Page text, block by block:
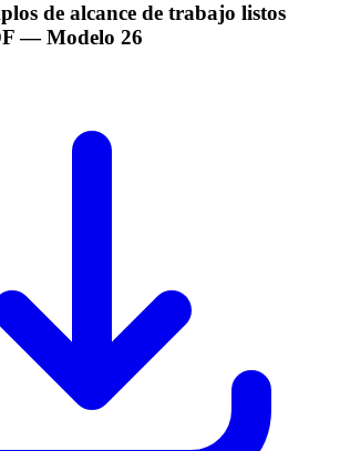
de alcance de trabajo listos
— Modelo 26